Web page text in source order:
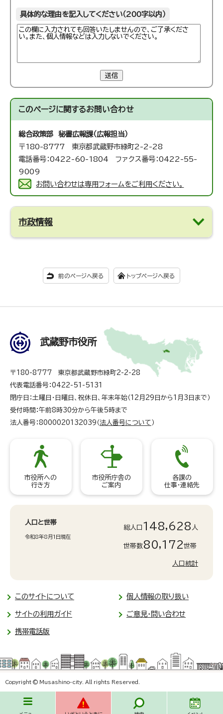
具体的な理由を記入してください（200字以内）
送信
このページに関するお問い合わせ
総合政策部 秘書広報課（広報担当）
〒180-8777 東京都武蔵野市緑町2-2-28
電話番号：0422-60-1804 ファクス番号：0422-55-
9009
お問い合わせは専用フォームをご利用ください。
市政情報
前のページへ戻る トップページへ戻る
武蔵野市役所
〒180-8777 東京都武蔵野市緑町2-2-28
代表電話番号：0422-51-5131
閉庁日：土曜日・日曜日、祝休日、年末年始（12月29日から1月3日まで）
受付時間：午前8時30分から午後5時まで
法人番号：8000020132039（ 法人番号について ）
市役所への
行き方
市役所庁舎の
ご案内
各課の
仕事・連絡先
人口と世帯
令和8年8月1日現在
総人口 148,628 人
世帯数80,172世帯
人口統計
このサイトについて 個人情報の取り扱い
サイトの利用ガイド ご意見・問い合わせ
携帯電話版
Copyright © Musashino-city. All rights Reserved.